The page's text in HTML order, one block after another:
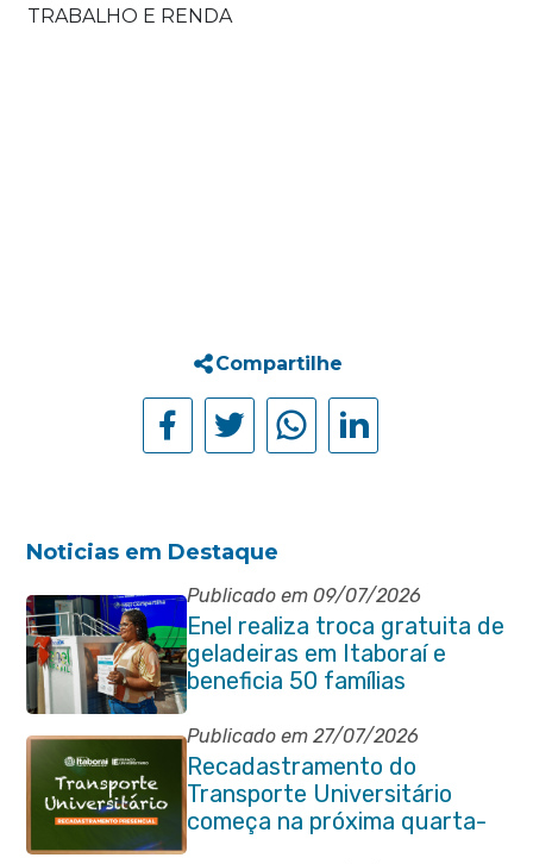
TRABALHO E RENDA
Compartilhe
Noticias em Destaque
Publicado em 09/07/2026
Enel realiza troca gratuita de
geladeiras em Itaboraí e
beneficia 50 famílias
Publicado em 27/07/2026
Recadastramento do
Transporte Universitário
começa na próxima quarta-
feira (29/07)